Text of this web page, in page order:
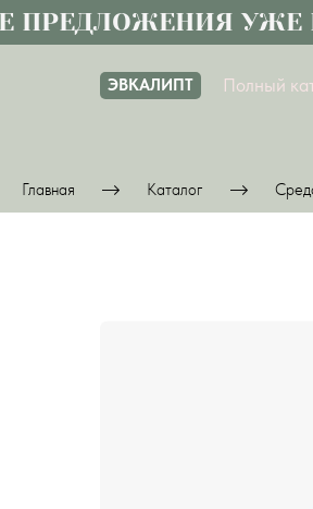
УЖЕ В
ЭВКАЛИПТ Полный
Главная Каталог